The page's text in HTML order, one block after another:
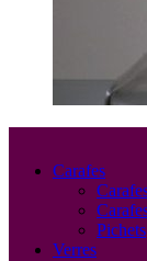
Carafes
Pichets
Verres